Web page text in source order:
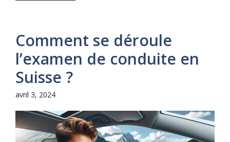
Comment se déroule
l’examen de conduite en
Suisse ?
avril 3, 2024